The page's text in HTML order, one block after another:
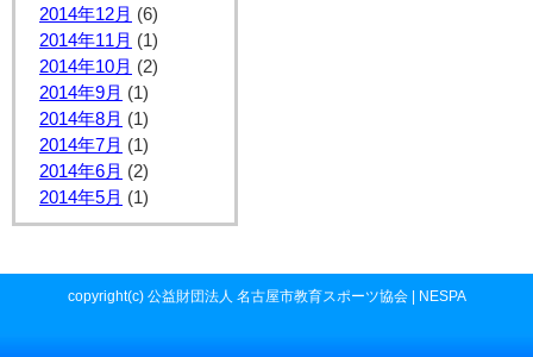
2014年12月 (6)
2014年11月 (1)
2014年10月 (2)
2014年9月 (1)
2014年8月 (1)
2014年7月 (1)
2014年6月 (2)
2014年5月 (1)
copyright(c) 公益財団法人 名古屋市教育スポーツ協会 | NESPA